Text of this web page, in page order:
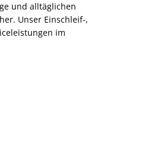
und alltäglichen
Unser Einschleif-,
im